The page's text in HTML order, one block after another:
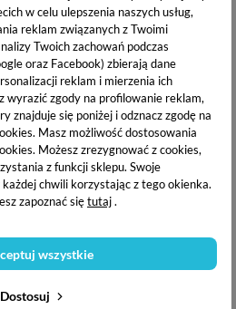
w celu ulepszenia naszych usług,
reklam związanych z Twoimi
Twoich zachowań podczas
oraz Facebook) zbierają dane
reklam i mierzenia ich
wyrazić zgody na profilowanie reklam,
znajduje się poniżej i odznacz zgodę na
Masz możliwość dostosowania
Możesz zrezygnować z cookies,
z funkcji sklepu. Swoje
chwili korzystając z tego okienka.
zapoznać siętutaj.
Dostosuj
wszystkie
10.99 zł / zobacz więcej
DARMOWA WYSYŁKA:
od 200 zł
wykonana ze stali